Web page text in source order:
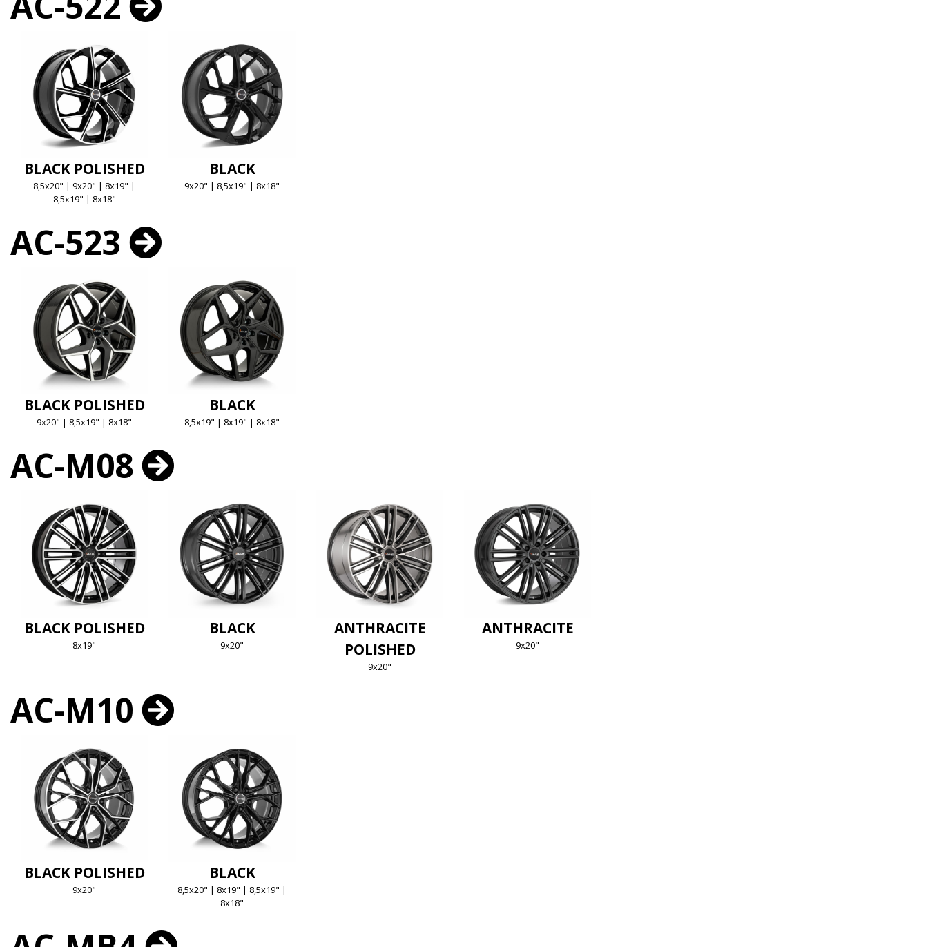
BLACK POLISHED
8,5x20" | 9x20" | 8x19" |
8,5x19" | 8x18"
BLACK
9x20" | 8,5x19" | 8x18"
AC-523
BLACK POLISHED
9x20" | 8,5x19" | 8x18"
BLACK
8,5x19" | 8x19" | 8x18"
AC-M08
BLACK POLISHED
8x19"
BLACK
9x20"
ANTHRACITE
POLISHED
9x20"
ANTHRACITE
9x20"
AC-M10
BLACK POLISHED
9x20"
BLACK
8,5x20" | 8x19" | 8,5x19" |
8x18"